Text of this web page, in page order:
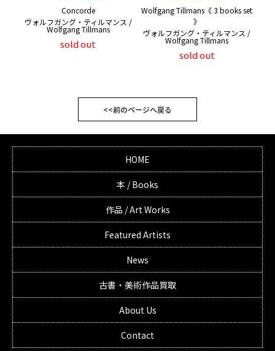
Concorde
ヴォルフガング・ティルマンス /
Wolfgang Tillmans
sold out
Wolfgang Tillmans《 3 books set
》
ヴォルフガング・ティルマンス /
Wolfgang Tillmans
sold out
<<前のページへ戻る
HOME
本 / Books
作品 / Art Works
Featured Artists
News
古書・美術作品買取
About Us
Contact